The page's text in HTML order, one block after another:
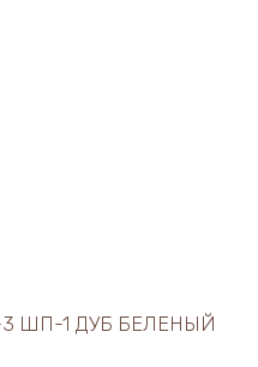
ШП-1 ДУБ БЕЛЕНЫЙ